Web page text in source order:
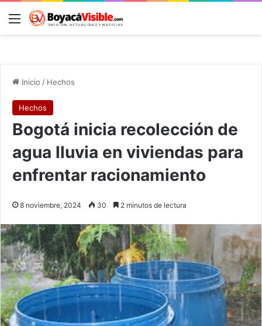
Menú
Inicio / Hechos
Hechos
Bogotá inicia recolección de
agua lluvia en viviendas para
enfrentar racionamiento
8 noviembre, 2024 30 2 minutos de lectura